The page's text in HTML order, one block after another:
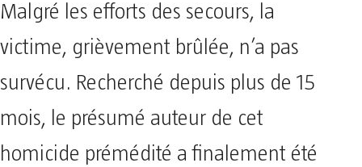
Malgré les efforts des secours, la
victime, grièvement brûlée, n’a pas
survécu. Recherché depuis plus de 15
mois, le présumé auteur de cet
homicide prémédité a finalement été